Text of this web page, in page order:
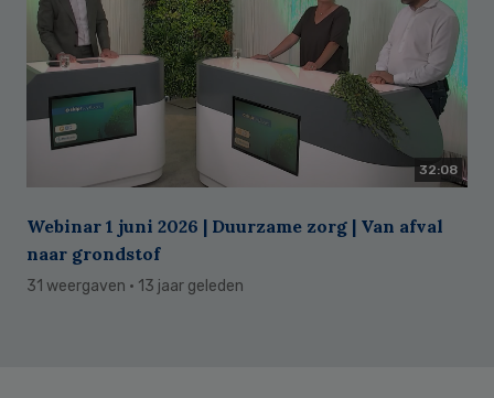
32:08
Webinar 1 juni 2026 | Duurzame zorg | Van afval
naar grondstof
31 weergaven · 13 jaar geleden